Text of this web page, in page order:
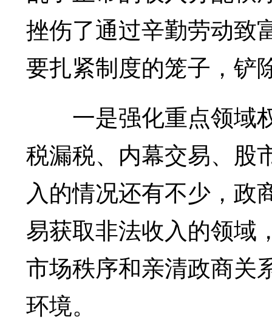
挫伤了通过辛勤劳动致
要扎紧制度的笼子，铲
一是强化重点领域
税漏税、内幕交易、股
入的情况还有不少，政
易获取非法收入的领域
市场秩序和亲清政商关
环境。